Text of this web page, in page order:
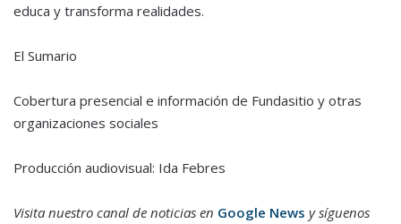
educa y transforma realidades.
El Sumario
Cobertura presencial e información de Fundasitio y otras
organizaciones sociales
Producción audiovisual: Ida Febres
Visita nuestro canal de noticias en Google News y síguenos